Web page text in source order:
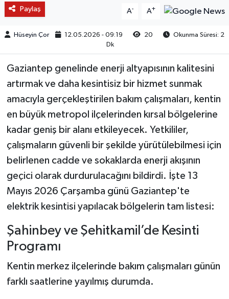
Paylaş A- A+
Hüseyin Çor 12.05.2026 - 09:19 20
Okunma Süresi: 2
Dk
Gaziantep genelinde enerji altyapısının kalitesini
artırmak ve daha kesintisiz bir hizmet sunmak
amacıyla gerçekleştirilen bakım çalışmaları, kentin
en büyük metropol ilçelerinden kırsal bölgelerine
kadar geniş bir alanı etkileyecek. Yetkililer,
çalışmaların güvenli bir şekilde yürütülebilmesi için
belirlenen cadde ve sokaklarda enerji akışının
geçici olarak durdurulacağını bildirdi. İşte 13
Mayıs 2026 Çarşamba günü Gaziantep'te
elektrik kesintisi yapılacak bölgelerin tam listesi:
Şahinbey ve Şehitkamil’de Kesinti
Programı
Kentin merkez ilçelerinde bakım çalışmaları günün
farklı saatlerine yayılmış durumda.